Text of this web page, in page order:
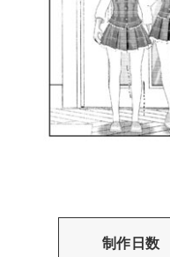
制作日数